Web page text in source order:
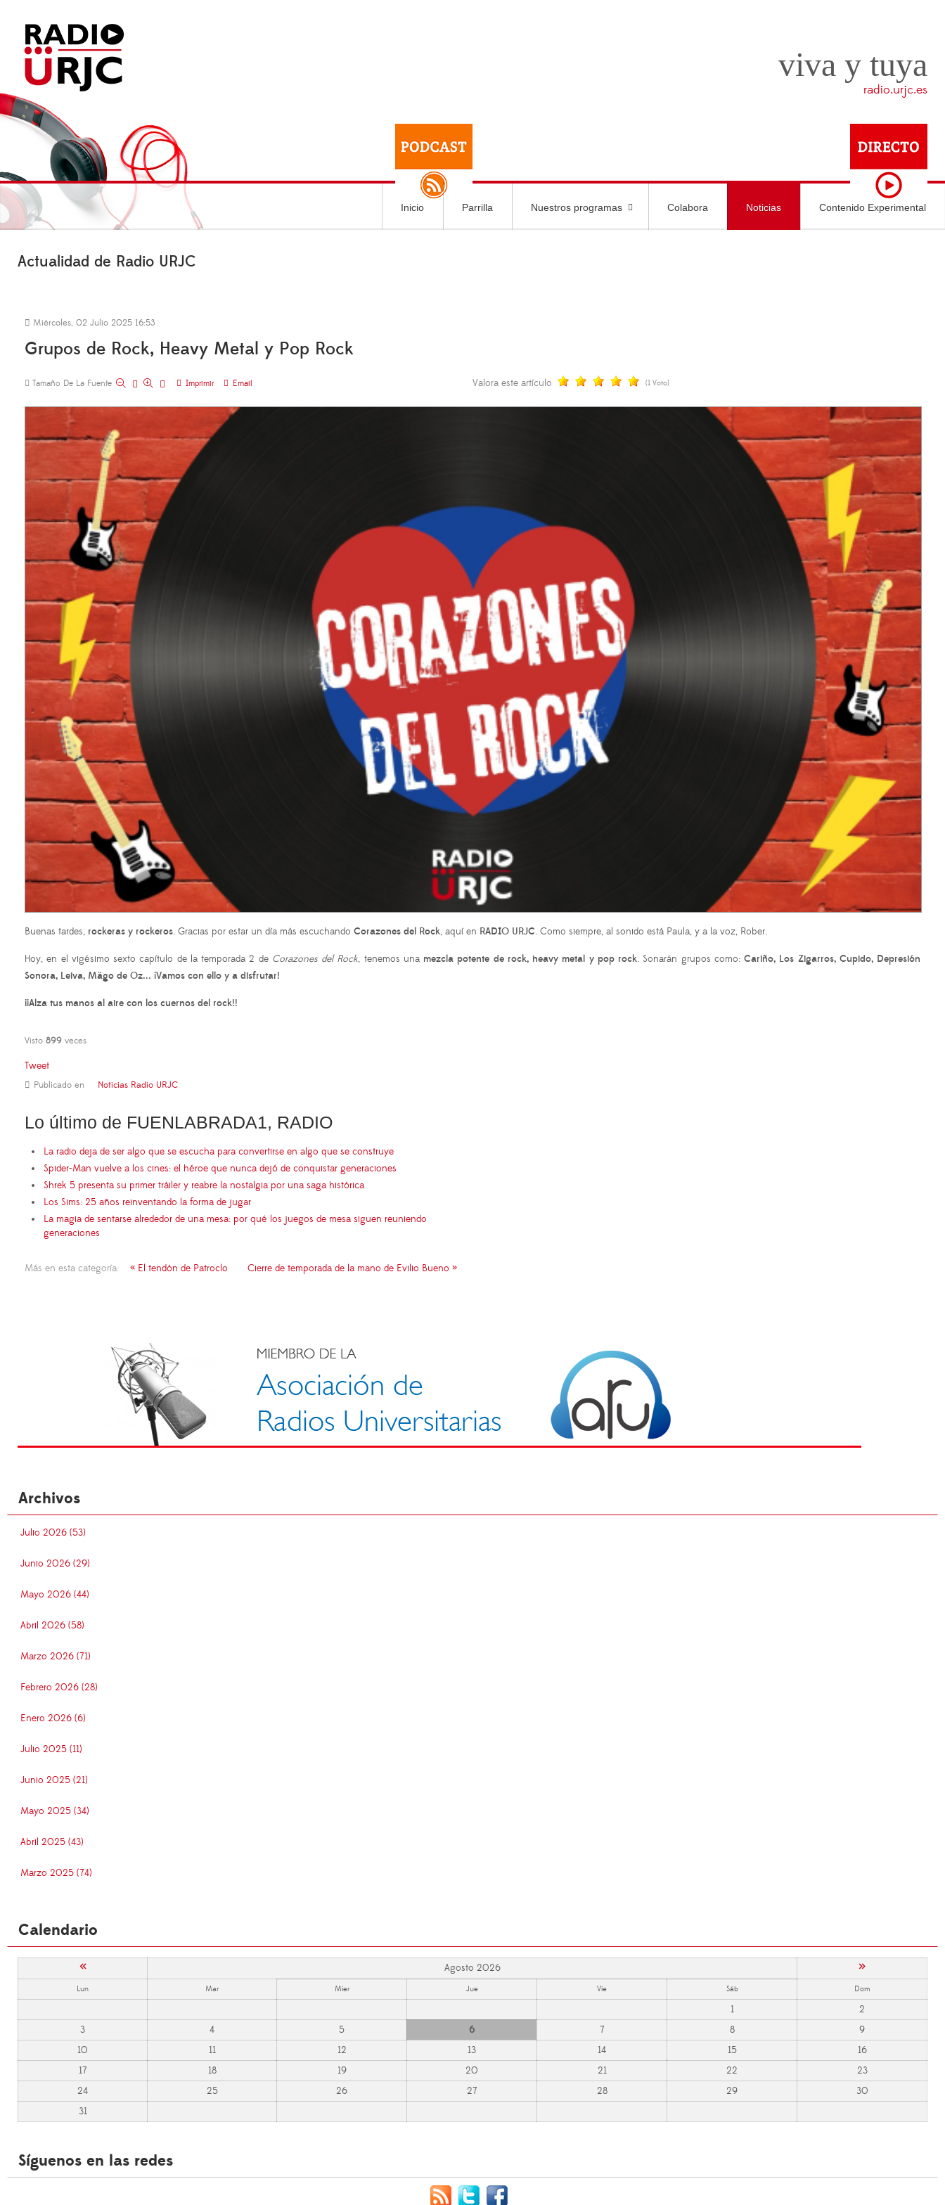
viva y tuya
radio.urjc.es
Inicio Parrilla Nuestros programas Colabora Noticias Contenido Experimental
Actualidad de Radio URJC
Miércoles, 02 Julio 2025 16:53
Grupos de Rock, Heavy Metal y Pop Rock
Tamaño De La Fuente Imprimir Email Valora este artículo (1 Voto)
Buenas tardes, rockeras y rockeros. Gracias por estar un día más escuchando Corazones del Rock, aquí en RADIO URJC. Como siempre, al sonido está Paula, y a la voz, Rober.
Hoy, en el vigésimo sexto capítulo de la temporada 2 de Corazones del Rock, tenemos una mezcla potente de rock, heavy metal y pop rock.Sonarán grupos como: Cariño, Los Zigarros, Cupido, Depresión
Sonora, Leiva, Mägo de Oz... ¡Vamos con ello y a disfrutar!
¡¡Alza tus manos al aire con los cuernos del rock!!
Visto 899 veces
Tweet
Publicado en Noticias Radio URJC
Lo último de FUENLABRADA1, RADIO
La radio deja de ser algo que se escucha para convertirse en algo que se construye
Spider-Man vuelve a los cines: el héroe que nunca dejó de conquistar generaciones
Shrek 5 presenta su primer tráiler y reabre la nostalgia por una saga histórica
Los Sims: 25 años reinventando la forma de jugar
La magia de sentarse alrededor de una mesa: por qué los juegos de mesa siguen reuniendo
generaciones
Más en esta categoría: « El tendón de Patroclo Cierre de temporada de la mano de Evilio Bueno »
Archivos
Julio 2026 (53)
Junio 2026 (29)
Mayo 2026 (44)
Abril 2026 (58)
Marzo 2026 (71)
Febrero 2026 (28)
Enero 2026 (6)
Julio 2025 (11)
Junio 2025 (21)
Mayo 2025 (34)
Abril 2025 (43)
Marzo 2025 (74)
Calendario
« Agosto 2026 »
Lun Mar Mier Jue Vie Sáb Dom
1
2
3
4 5 6 7 8
9
10
11 12 13 14 15
16
17
18 19 20 21 22
23
24
25 26 27 28 29
30
31
Síguenos en las redes